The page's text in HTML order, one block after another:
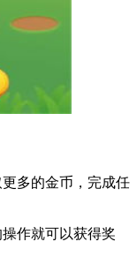
多的金币，完成任
作就可以获得奖